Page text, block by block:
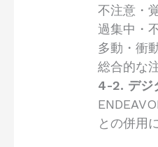
不注意・
過集中・
多動・衝
総合的な
4-2. デジ
との併用